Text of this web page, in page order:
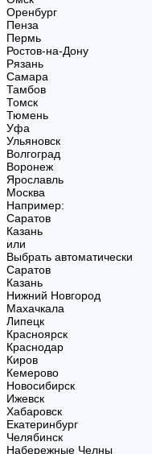
Оренбург
Пенза
Пермь
Ростов-на-Дону
Рязань
Самара
Тамбов
Томск
Тюмень
Уфа
Ульяновск
Волгоград
Воронеж
Ярославль
Москва
Например:
Саратов
Казань
или
Выбрать автоматически
Саратов
Казань
Нижний Новгород
Махачкала
Липецк
Красноярск
Краснодар
Киров
Кемерово
Новосибирск
Ижевск
Хабаровск
Екатеринбург
Челябинск
Набережные Челны